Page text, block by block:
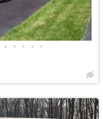
• • • • •